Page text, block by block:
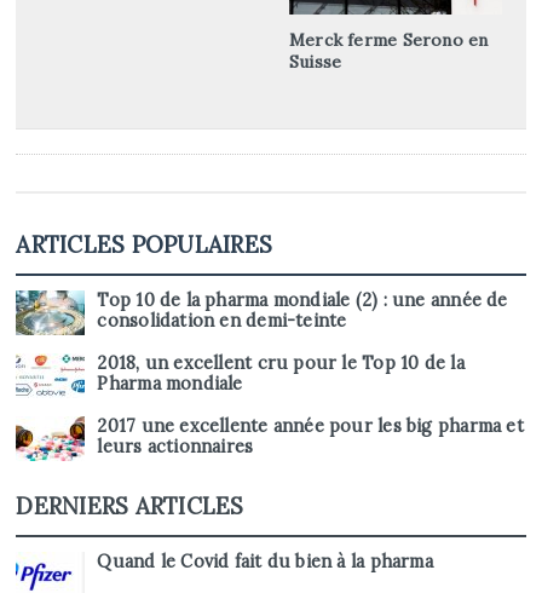
Merck ferme Serono en
Suisse
ARTICLES POPULAIRES
Top 10 de la pharma mondiale (2) : une année de
consolidation en demi-teinte
2018, un excellent cru pour le Top 10 de la
Pharma mondiale
2017 une excellente année pour les big pharma et
leurs actionnaires
DERNIERS ARTICLES
Quand le Covid fait du bien à la pharma